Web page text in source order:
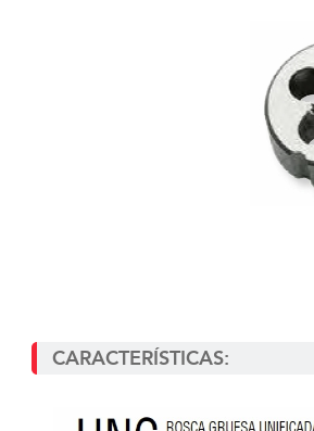
CARACTERÍSTICAS: